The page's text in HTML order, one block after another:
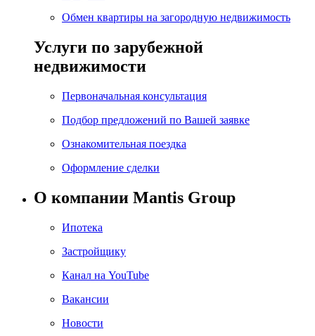
Обмен квартиры на загородную недвижимость
Услуги по зарубежной
недвижимости
Первоначальная консультация
Подбор предложений по Вашей заявке
Ознакомительная поездка
Оформление сделки
О компании Mantis Group
Ипотека
Застройщику
Канал на YouTube
Вакансии
Новости